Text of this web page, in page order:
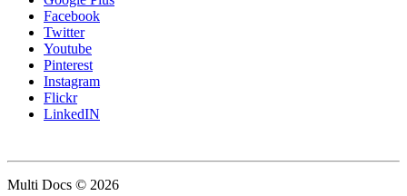
Facebook
Twitter
Youtube
Pinterest
Instagram
Flickr
LinkedIN
Multi Docs © 2026